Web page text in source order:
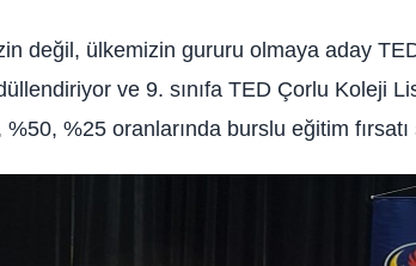
değil, ülkemizin gururu olmaya aday
ve 9. sınıfa TED Çorlu Koleji
%25 oranlarında burslu eğitim fırsatı